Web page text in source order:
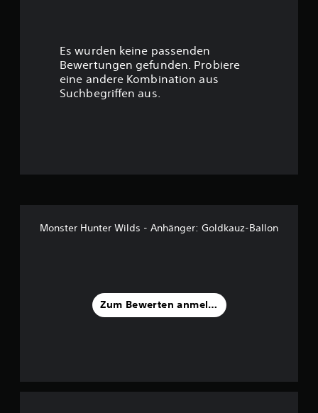
:
4
.
5
Es wurden keine passenden
Bewertungen gefunden. Probiere
eine andere Kombination aus
Suchbegriffen aus.
Monster Hunter Wilds - Anhänger: Goldkauz-Ballon
Zum Bewerten anmelden